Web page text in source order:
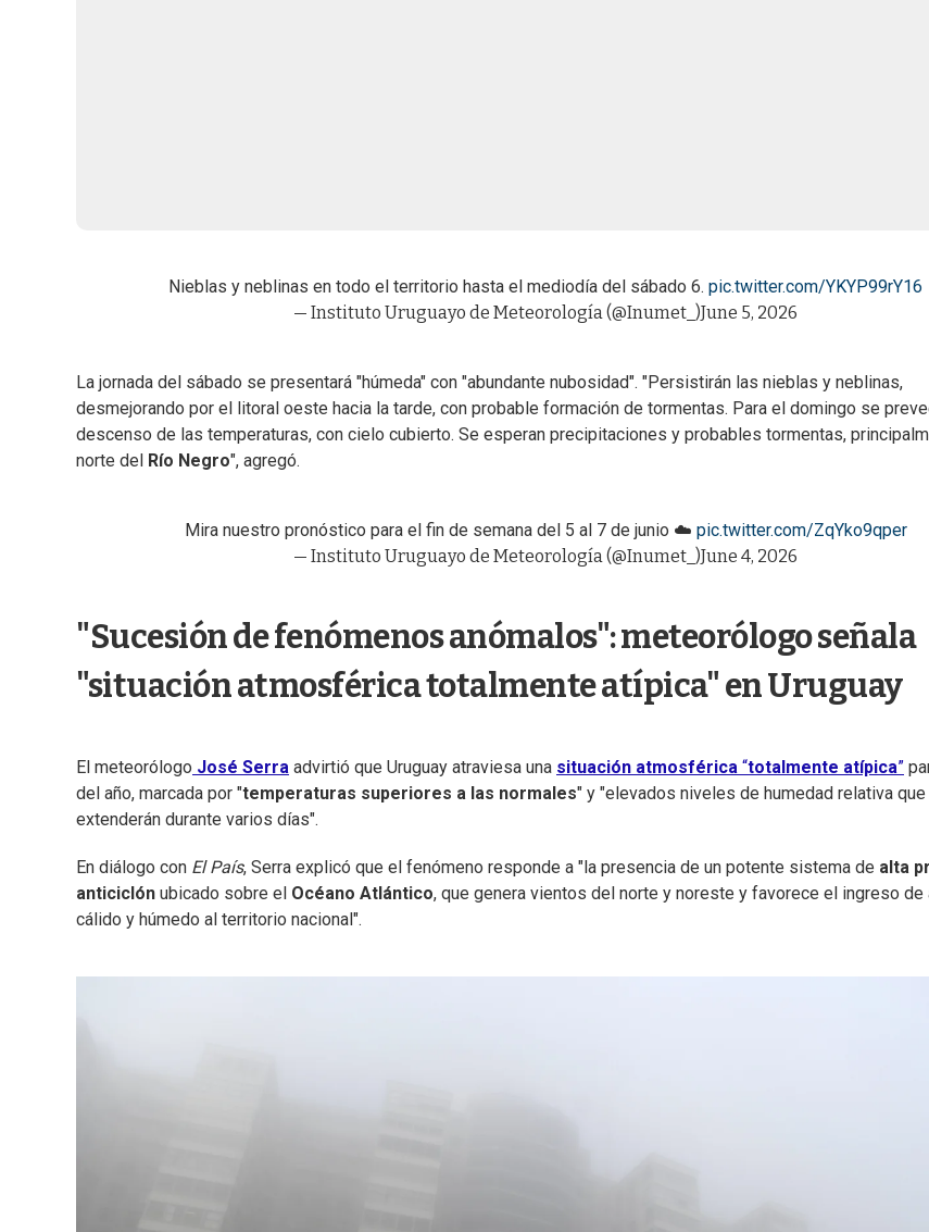
Nieblas y neblinas en todo el territorio hasta el mediodía del sábado 6. pic.twitter.com/YKYP99rY16
— Instituto Uruguayo de Meteorología (@Inumet_)June 5, 2026
La jornada del sábado se presentará "húmeda" con "abundante nubosidad". "Persistirán las nieblas y neblinas,
desmejorando por el litoral oeste hacia la tarde, con probable formación de tormentas. Para el domingo se
descenso de las temperaturas, con cielo cubierto. Se esperan precipitaciones y probables tormentas,
norte del
Río Negro", agregó.
Mira nuestro pronóstico para el fin de semana del 5 al 7 de junio ☁️ pic.twitter.com/ZqYko9qper
— Instituto Uruguayo de Meteorología (@Inumet_)June 4, 2026
"Sucesión de fenómenos anómalos": meteorólogo señala
"situación atmosférica totalmente atípica" en Uruguay
El meteorólogo José Serra advirtió que Uruguay atraviesa una situación atmosférica “totalmente atípica”
del año, marcada por "temperaturas superiores a las normales" y "elevados niveles de humedad relativa
extenderán durante varios días".
En diálogo con El País, Serra explicó que el fenómeno responde a "la presencia de un potente sistema de alta
anticiclón ubicado sobre el Océano Atlántico, que genera vientos del norte y noreste y favorece el ingreso de
cálido y húmedo al territorio nacional".